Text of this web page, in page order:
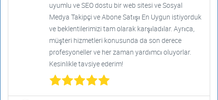
uyumlu ve SEO dostu bir web sitesi ve Sosyal
Medya Takipçi ve Abone Satışı En Uygun istiyorduk
ve beklentilerimizi tam olarak karşıladılar. Ayrıca,
müşteri hizmetleri konusunda da son derece
profesyoneller ve her zaman yardımcı oluyorlar.
Kesinlikle tavsiye ederim!